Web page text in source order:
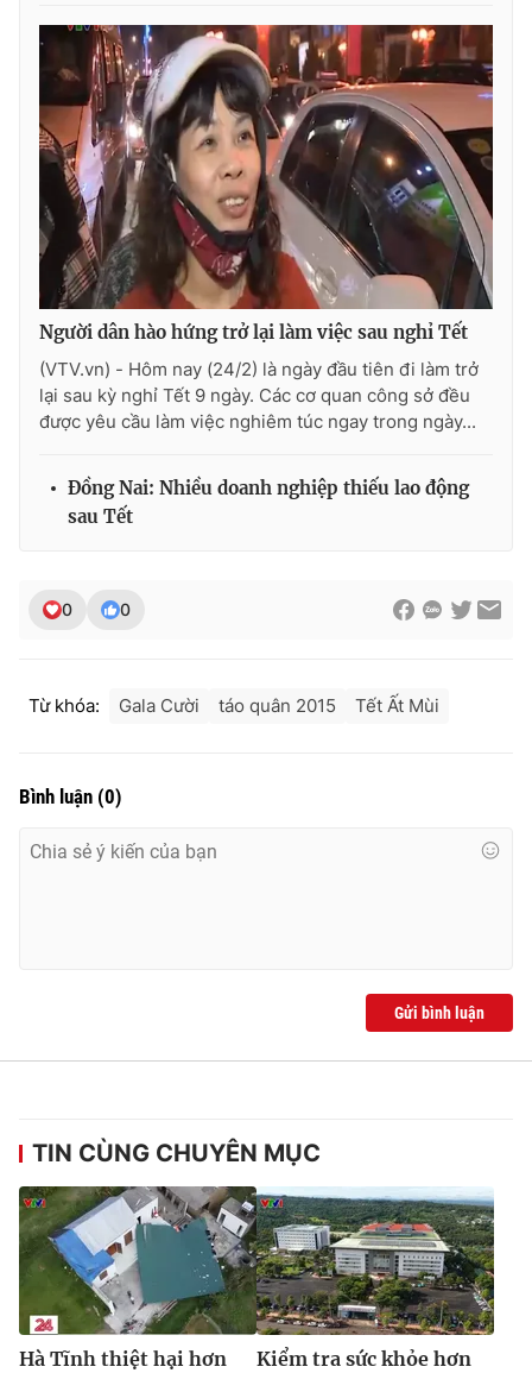
THỜI BÁO VTV
Theo dõi báo trên
Cơ quan chủ quản:Đài Truyền hình Việt Nam
Cơ quan báo chí:Thời báo VTV
Giấy phép hoạt động báo in và báo điện tử số 483/GP-BTTTT
cấp ngày 29/12/2023
Tổng Biên tập:Vũ Thanh Thủy
Nguyễn Trọng Ninh
Tổng đài VTV:024.38 355 931 - 024.38 355 932
Liên hệ quảng cáo:
Người dân hào hứng trở lại làm việc sau nghỉ Tết
(VTV.vn) - Hôm nay (24/2) là ngày đầu tiên đi làm trở
lại sau kỳ nghỉ Tết 9 ngày. Các cơ quan công sở đều
được yêu cầu làm việc nghiêm túc ngay trong ngày...
Đồng Nai: Nhiều doanh nghiệp thiếu lao động
sau Tết
0 0
Từ khóa: Gala Cười táo quân 2015 Tết Ất Mùi
Bình luận (0)
Gửi bình luận
TIN CÙNG CHUYÊN MỤC
Hà Tĩnh thiệt hại hơn
Kiểm tra sức khỏe hơn